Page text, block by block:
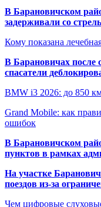
В Барановичском
задерживали со
Кому показана
В Барановичах после
спасатели
BMW i3 2026: до 850
Grand Mobile: как
ошибок
В Барановичском
пунктов в рамках
На участке
поездов из-за
Чем цифровые